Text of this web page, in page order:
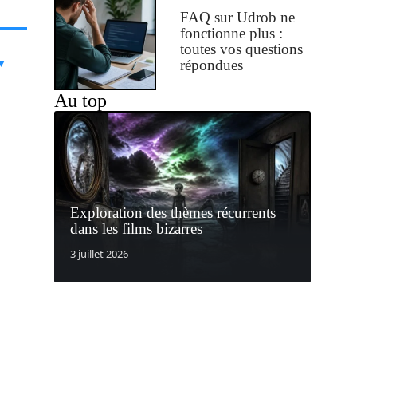
FAQ sur Udrob ne
fonctionne plus :
toutes vos questions
répondues
Au top
Exploration des thèmes récurrents
dans les films bizarres
3 juillet 2026